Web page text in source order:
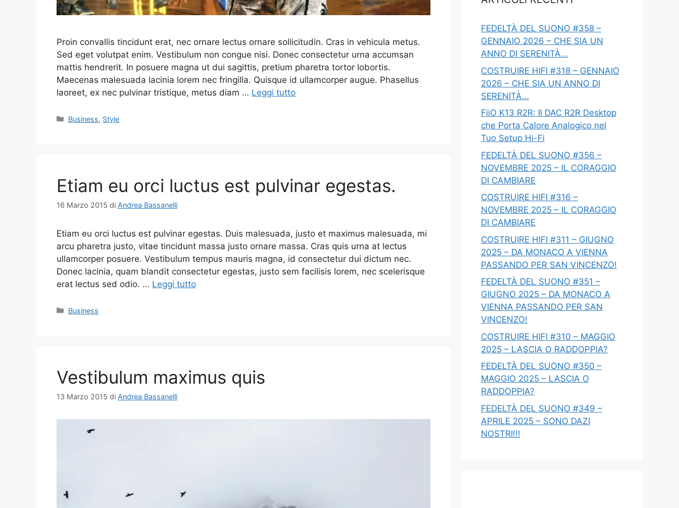
Proin convallis tincidunt erat, nec ornare lectus ornare sollicitudin. Cras in vehicula metus.
Sed eget volutpat enim. Vestibulum non congue nisi. Donec consectetur urna accumsan
mattis hendrerit. In posuere magna ut dui sagittis, pretium pharetra tortor lobortis.
Maecenas malesuada lacinia lorem nec fringilla. Quisque id ullamcorper augue. Phasellus
laoreet, ex nec pulvinar tristique, metus diam … Leggi tutto
Categorie
Business, Style
Etiam eu orci luctus est pulvinar egestas.
16 Marzo 2015 di Andrea Bassanelli
Etiam eu orci luctus est pulvinar egestas. Duis malesuada, justo et maximus malesuada, mi
arcu pharetra justo, vitae tincidunt massa justo ornare massa. Cras quis urna at lectus
ullamcorper posuere. Vestibulum tempus mauris magna, id consectetur dui dictum nec.
Donec lacinia, quam blandit consectetur egestas, justo sem facilisis lorem, nec scelerisque
erat lectus sed odio. … Leggi tutto
Categorie
Business
Vestibulum maximus quis
13 Marzo 2015 di Andrea Bassanelli
FEDELTÀ DEL SUONO #358 –
GENNAIO 2026 – CHE SIA UN
ANNO DI SERENITÀ…
COSTRUIRE HIFI #318 – GENNAIO
2026 – CHE SIA UN ANNO DI
SERENITÀ…
FiiO K13 R2R: Il DAC R2R Desktop
che Porta Calore Analogico nel
Tuo Setup Hi-Fi
FEDELTÀ DEL SUONO #356 –
NOVEMBRE 2025 – IL CORAGGIO
DI CAMBIARE
COSTRUIRE HIFI #316 –
NOVEMBRE 2025 – IL CORAGGIO
DI CAMBIARE
COSTRUIRE HIFI #311 – GIUGNO
2025 – DA MONACO A VIENNA
PASSANDO PER SAN VINCENZO!
FEDELTÀ DEL SUONO #351 –
GIUGNO 2025 – DA MONACO A
VIENNA PASSANDO PER SAN
VINCENZO!
COSTRUIRE HIFI #310 – MAGGIO
2025 – LASCIA O RADDOPPIA?
FEDELTÀ DEL SUONO #350 –
MAGGIO 2025 – LASCIA O
RADDOPPIA?
FEDELTÀ DEL SUONO #349 –
APRILE 2025 – SONO DAZI
NOSTRI!!!